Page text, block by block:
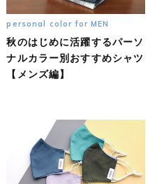
personal color for MEN
秋のはじめに活躍するパーソ
ナルカラー別おすすめシャツ
【メンズ編】